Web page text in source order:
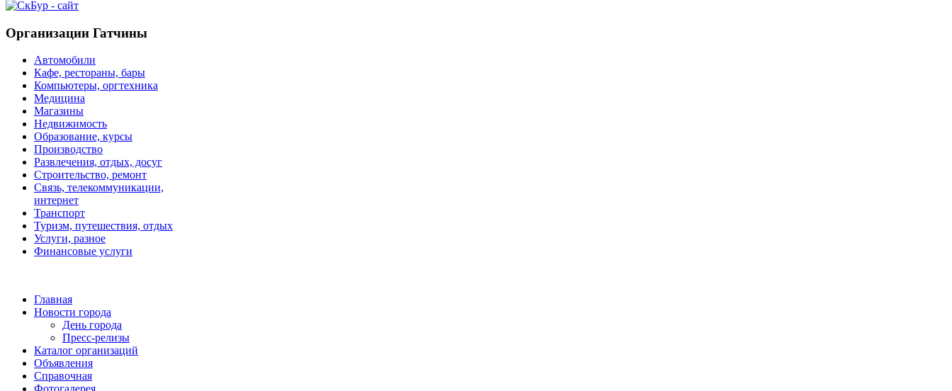
Организации Гатчины
Автомобили
Кафе, рестораны, бары
Компьютеры, оргтехника
Медицина
Магазины
Недвижимость
Образование, курсы
Производство
Развлечения, отдых, досуг
Строительство, ремонт
Связь, телекоммуникации,
интернет
Транспорт
Туризм, путешествия, отдых
Услуги, разное
Финансовые услуги
Главная
Новости города
День города
Пресс-релизы
Каталог организаций
Объявления
Справочная